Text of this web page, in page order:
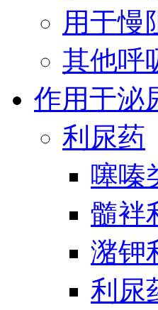
用于慢
其他呼
作用于泌
利尿药
噻嗪
髓袢
潴钾
利尿